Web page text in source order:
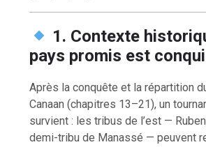
1. Contexte
pays promis est
Après la conquête et la répartition
Canaan (chapitres 13–21), un
survient : les tribus de l’est —
demi-tribu de Manassé — peuvent